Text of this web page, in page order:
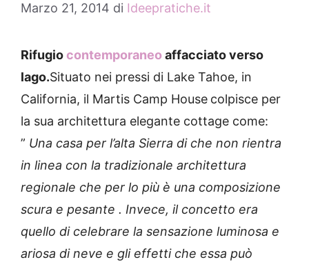
Marzo 21, 2014 di Ideepratiche.it
Rifugiocontemporaneoaffacciato verso
lago.Situato nei pressi di Lake Tahoe, in
California, il Martis Camp House colpisce per
la sua architettura elegante cottage come:
” Una casa per l’alta Sierra di che non rientra
in linea con la tradizionale architettura
regionale che per lo più è una composizione
scura e pesante . Invece, il concetto era
quello di celebrare la sensazione luminosa e
ariosa di neve e gli effetti che essa può